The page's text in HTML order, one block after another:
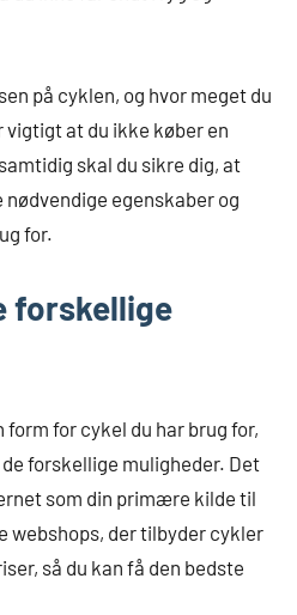
på cyklen, og hvor meget du
vigtigt at du ikke køber en
skal du sikre dig, at
nødvendige egenskaber og
for.
forskellige
for cykel du har brug for,
forskellige muligheder. Det
som din primære kilde til
webshops, der tilbyder cykler
så du kan få den bedste